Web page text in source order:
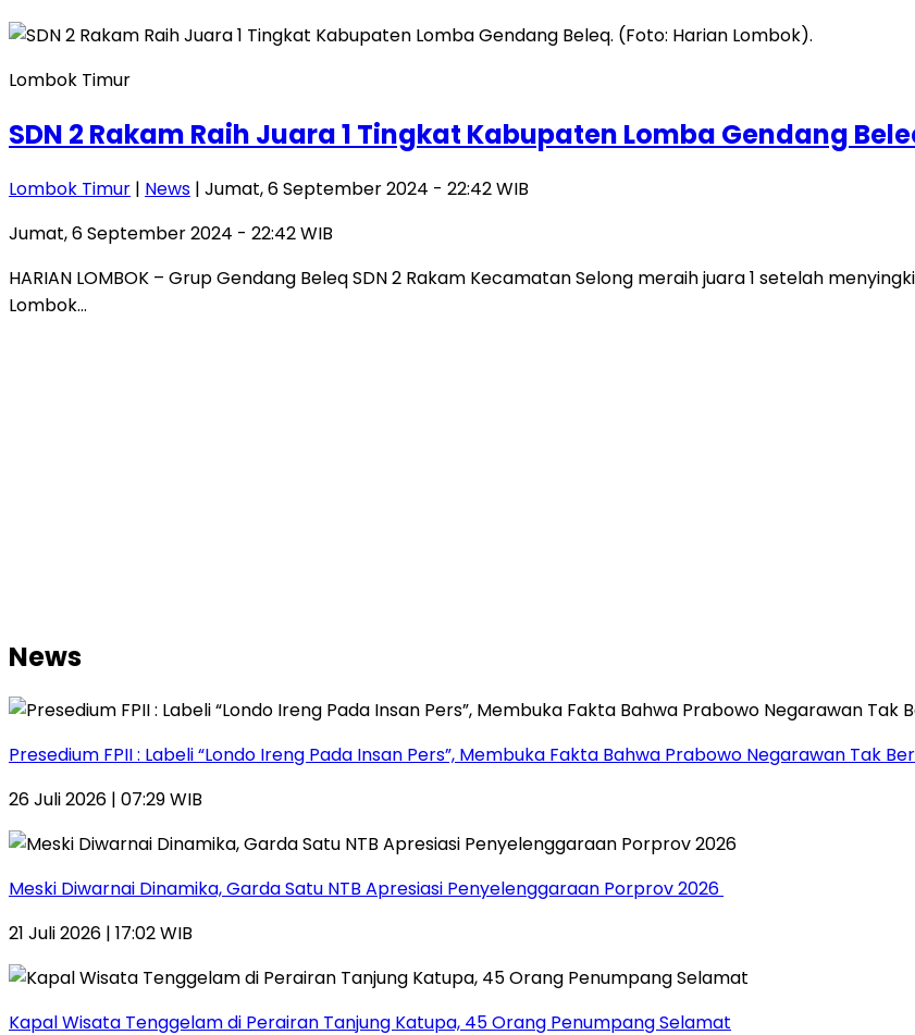
Lombok Timur
SDN 2 Rakam Raih Juara 1 Tingkat Kabupaten Lomba Gendang
Lombok Timur | News | Jumat, 6 September 2024 - 22:42 WIB
Jumat, 6 September 2024 - 22:42 WIB
HARIAN LOMBOK – Grup Gendang Beleq SDN 2 Rakam Kecamatan Selong meraih juara 1 setelah
Lombok…
News
Presedium FPII : Labeli “Londo Ireng Pada Insan Pers”, Membuka Fakta Bahwa Prabowo Negarawan Tak
26 Juli 2026 | 07:29 WIB
Meski Diwarnai Dinamika, Garda Satu NTB Apresiasi Penyelenggaraan Porprov 2026 ‎
21 Juli 2026 | 17:02 WIB
Kapal Wisata Tenggelam di Perairan Tanjung Katupa, 45 Orang Penumpang Selamat